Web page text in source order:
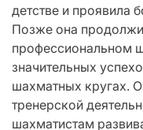
детстве и проявила
Позже она
профессиональном
значительных
шахматных кругах.
тренерской
шахматистам